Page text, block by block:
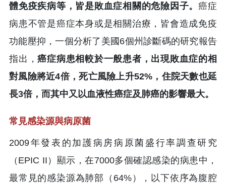
體免疫疾病等，皆是敗血症相關的危險因子。癌症
病患不管是癌症本身或是相關治療，皆會造成免疫
功能壓抑，一個分析了美國6個州診斷碼的研究報告
指出，癌症病患相較於一般患者，出現敗血症的相
對風險將近4倍，死亡風險上升52%，住院天數也延
長3倍，而其中又以血液性癌症及肺癌的影響最大。
常見感染源與病原菌
2009年發表的加護病房病原菌盛行率調查研究
（EPIC II）顯示，在7000多個確認感染的病患中，
最常見的感染源為肺部（64%），以下依序為腹腔